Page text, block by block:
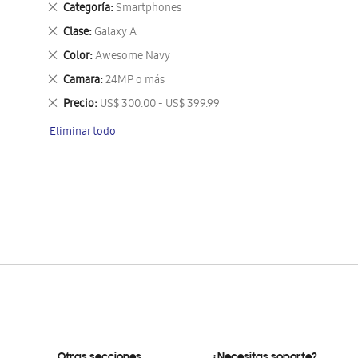
Categoría Smartphones
Eliminar
este
artículo
Clase Galaxy A
Eliminar
este
artículo
Color Awesome Navy
Eliminar
este
artículo
Camara 24MP o más
Eliminar
este
artículo
Precio US$ 300.00 - US$ 399.99
Eliminar
artículo
Eliminar todo